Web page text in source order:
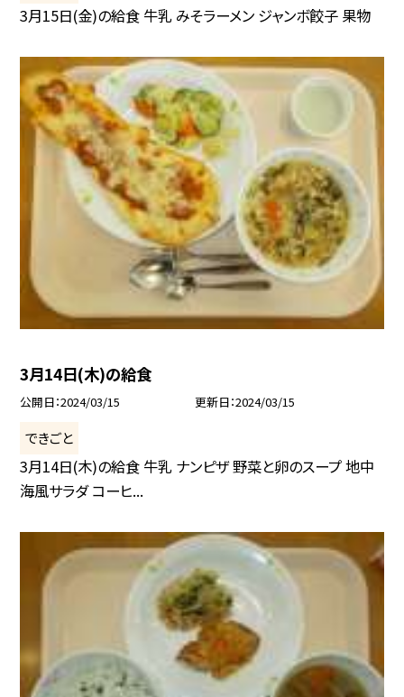
3月15日(金)の給食 牛乳 みそラーメン ジャンボ餃子 果物
3月14日(木)の給食
公開日 2024/03/15 更新日 2024/03/15
できごと
3月14日(木)の給食 牛乳 ナンピザ 野菜と卵のスープ 地中
海風サラダ コーヒ...